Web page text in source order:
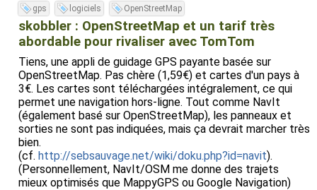
Ils ont tous la synthèse vocale.
Comme l'interface de Navit est assez incompréhensible,
j'ai fait une petite doc:
http://sebsauvage.net/wiki/doku.php?id=navit
Concernant OsmAnd, voici quelques conseils pour le
téléchargement: http://sebsauvage.net/wiki/doku.php?
id=osmand
Ce sont des applications qui remplissent bien leur rôle.
Même si j'ai une préférence pour Navit, je comprend
parfaitement que certains utilisateurs y soient totalement
allergiques. C'est affreux. Mais en tant que GPS, il fait un
meilleur boulot que Mappy (encore que Mappy se soit
amélioré dans sa dernière version). A vous de choisir :-)
gps logiciels OpenStreetMap
skobbler : OpenStreetMap et un tarif très
abordable pour rivaliser avec TomTom
Tiens, une appli de guidage GPS payante basée sur
OpenStreetMap. Pas chère (1,59€) et cartes d'un pays à
3€. Les cartes sont téléchargées intégralement, ce qui
permet une navigation hors-ligne. Tout comme NavIt
(également basé sur OpenStreetMap), les panneaux et
sorties ne sont pas indiquées, mais ça devrait marcher très
bien.
(cf. http://sebsauvage.net/wiki/doku.php?id=navit).
(Personnellement, NavIt/OSM me donne des trajets
mieux optimisés que MappyGPS ou Google Navigation)